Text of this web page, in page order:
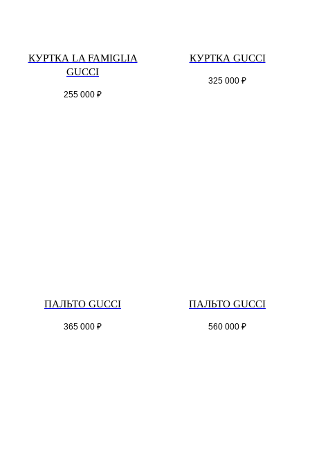
КУРТКА LA FAMIGLIA
GUCCI
255 000 ₽
КУРТКА GUCCI
325 000 ₽
ПАЛЬТО GUCCI
365 000 ₽
ПАЛЬТО GUCCI
560 000 ₽